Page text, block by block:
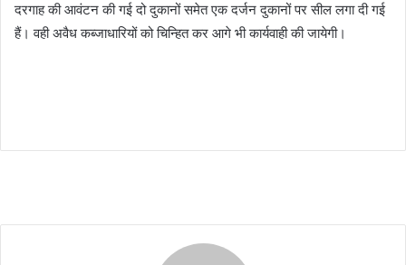
दरगाह की आवंटन की गई दो दुकानों समेत एक दर्जन दुकानों पर सील लगा दी गई
हैं। वही अवैध कब्जाधारियों को चिन्हित कर आगे भी कार्यवाही की जायेगी।